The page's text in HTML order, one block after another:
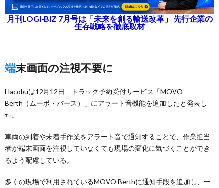
月刊LOGI-BIZ 7月号は「未来を創る輸送改革」 先行企業の
生存戦略を徹底取材
端末画面の注視不要に
Hacobuは12月12日、トラック予約受付サービス「MOVO
Berth（ムーボ・バース）」にアラート音機能を追加したと発表し
た。
車両の到着や未着手作業をアラート音で通知することで、作業担当
者が端末画面を注視していなくても現場の変化に気づくことができ
るよう配慮している。
多くの現場で利用されているMOVO Berthに通知手段を追加し、一